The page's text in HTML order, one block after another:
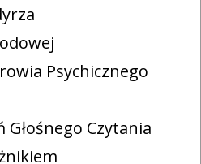
Psychicznego
Czytania